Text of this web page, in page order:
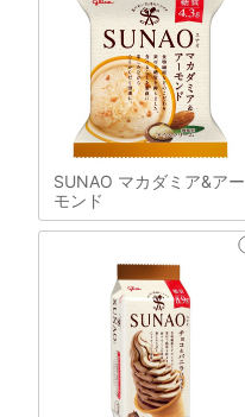
SUNAO マカダミア&アー
モンド